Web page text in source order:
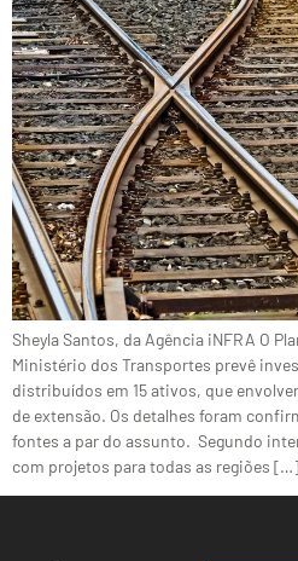
Sheyla Santos, da Agência iNFRA O
Ministério dos Transportes prevê
distribuídos em 15 ativos, que
de extensão. Os detalhes foram
fontes a par do assunto. Segundo
com projetos para todas as regiões […]